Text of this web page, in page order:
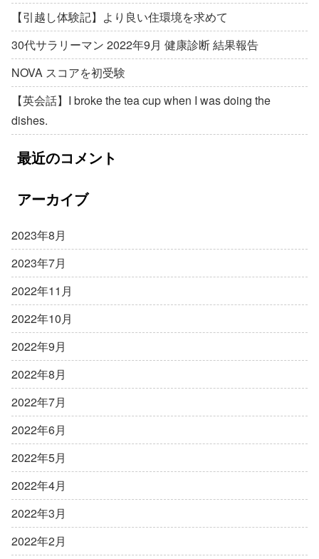
【引越し体験記】より良い住環境を求めて
30代サラリーマン 2022年9月 健康診断 結果報告
NOVA スコアを初受験
【英会話】I broke the tea cup when I was doing the
dishes.
最近のコメント
アーカイブ
2023年8月
2023年7月
2022年11月
2022年10月
2022年9月
2022年8月
2022年7月
2022年6月
2022年5月
2022年4月
2022年3月
2022年2月